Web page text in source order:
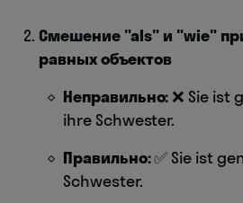
Смешение "als" и "wie"
равных объектов
Неправильно: ❌ Sie ist
ihre Schwester.
Правильно:✅ Sie ist
Schwester.